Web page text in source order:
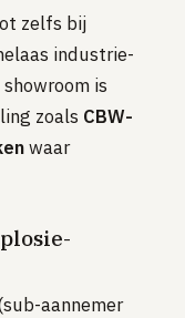
zelfs bij
industrie-
is
zoals CBW-
waar
aannemer